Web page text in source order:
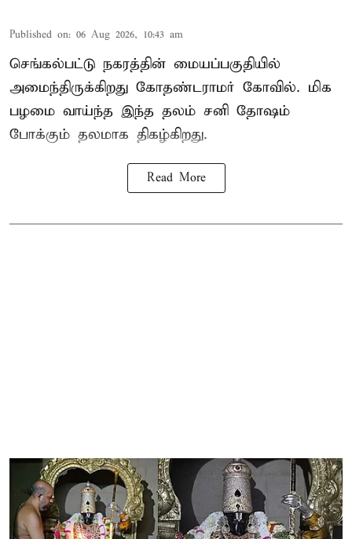
Published on: 06 Aug 2026, 10:43 am
செங்கல்பட்டு நகரத்தின் மையப்பகுதியில்
அமைந்திருக்கிறது கோதண்டராமர் கோவில். மிக
பழமை வாய்ந்த இந்த தலம் சனி தோஷம்
போக்கும் தலமாக திகழ்கிறது.
Read More